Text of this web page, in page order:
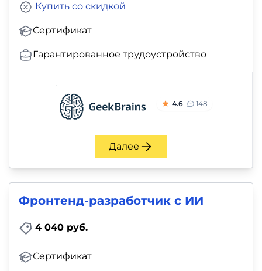
Сертификат
Купить со скидкой
Гарантированное трудоустройство
4.6 148
Далее
Фронтенд-разработчик с ИИ
4 040 руб.
Сертификат